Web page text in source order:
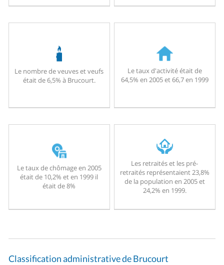
Le nombre de veuves et veufs
était de 6,5% à Brucourt.
Le taux d'activité était de
64,5% en 2005 et 66,7 en 1999
Le taux de chômage en 2005
était de 10,2% et en 1999 il
était de 8%
Les retraités et les pré-
retraités représentaient 23,8%
de la population en 2005 et
24,2% en 1999.
Classification administrative de Brucourt